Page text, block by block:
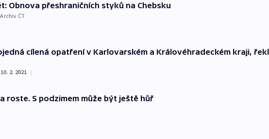
Obnova přeshraničních styků na Chebsku
Archiv ČT
cílená opatření v Karlovarském a Královéhradeckém kraji, řekl
10. 2. 2021 |
roste. S podzimem může být ještě hůř